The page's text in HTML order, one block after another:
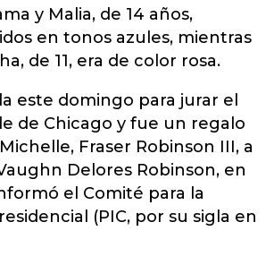
y Malia, de 14 años,
en tonos azules, mientras
de 11, era de color rosa.
este domingo para jurar el
de Chicago y fue un regalo
Fraser Robinson III, a
Delores Robinson, en
el Comité para la
(PIC, por su sigla en